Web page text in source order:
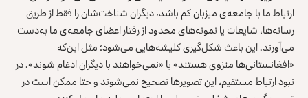
ارتباط ما با جامعه‌ی میزبان کم باشد، دیگران شناخت‌شان را فقط از طریق
رسانه‌ها، شایعات یا نمونه‌های محدود از رفتار اعضای جامعه‌ی ما به‌دست
می‌آورند. این باعث شکل‌گیری کلیشه‌هایی می‌شود؛ مثل این‌که
«افغانستانی‌ها منزوی‌ هستند» یا «نمی‌خواهند با دیگران ادغام شوند». در
نبود ارتباط مستقیم، این تصویرها تصحیح نمی‌شوند و حتا ممکن است در